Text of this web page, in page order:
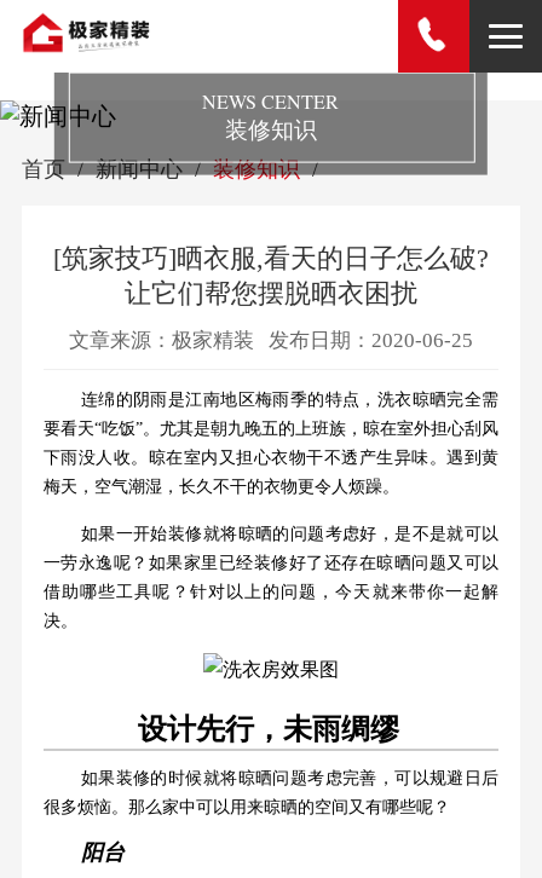
NEWS CENTER
装修知识
首页 新闻中心 装修知识
[筑家技巧]晒衣服,看天的日子怎么破?
让它们帮您摆脱晒衣困扰
文章来源：极家精装 发布日期：2020-06-25
连绵的阴雨是江南地区梅雨季的特点，洗衣晾晒完全需
要看天“吃饭”。尤其是朝九晚五的上班族，晾在室外担心刮风
下雨没人收。晾在室内又担心衣物干不透产生异味。遇到黄
梅天，空气潮湿，长久不干的衣物更令人烦躁。
如果一开始装修就将晾晒的问题考虑好，是不是就可以
一劳永逸呢？如果家里已经装修好了还存在晾晒问题又可以
借助哪些工具呢？针对以上的问题，今天就来带你一起解
决。
设计先行，未雨绸缪
如果装修的时候就将晾晒问题考虑完善，可以规避日后
很多烦恼。那么家中可以用来晾晒的空间又有哪些呢？
阳台